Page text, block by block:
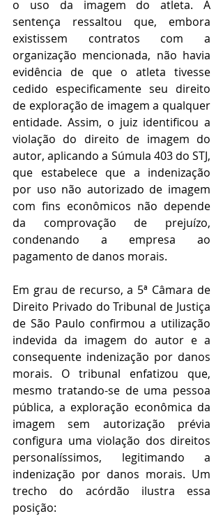
o uso da imagem do atleta. A
sentença ressaltou que, embora
existissem contratos com a
organização mencionada, não havia
evidência de que o atleta tivesse
cedido especificamente seu direito
de exploração de imagem a qualquer
entidade. Assim, o juiz identificou a
violação do direito de imagem do
autor, aplicando a Súmula 403 do STJ,
que estabelece que a indenização
por uso não autorizado de imagem
com fins econômicos não depende
da comprovação de prejuízo,
condenando a empresa ao
pagamento de danos morais.
Em grau de recurso, a 5ª Câmara de
Direito Privado do Tribunal de Justiça
de São Paulo confirmou a utilização
indevida da imagem do autor e a
consequente indenização por danos
morais. O tribunal enfatizou que,
mesmo tratando-se de uma pessoa
pública, a exploração econômica da
imagem sem autorização prévia
configura uma violação dos direitos
personalíssimos, legitimando a
indenização por danos morais. Um
trecho do acórdão ilustra essa
posição: